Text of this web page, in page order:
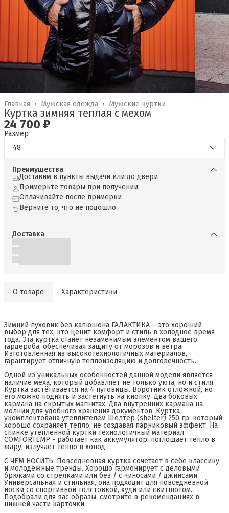
Мужские куртки
Мужская одежда ›
Главная ›
Куртка зимняя теплая с мехом
24 700 ₽
Размер
48
Преимущества
Доставим в пункты выдачи или до двери
Примерьте товары при получении
Оплачивайте после примерки
Верните то, что не подошло
Доставка
О товаре Характеристики
Зимний пуховик без капюшона ГАЛАКТИКА – это хороший
выбор для тех, кто ценит комфорт и стиль в холодное время
года. Эта куртка станет незаменимым элементом вашего
гардероба, обеспечивая защиту от морозов и ветра.
Изготовленная из высокотехнологичных материалов,
гарантирует отличную теплоизоляцию и долговечность.
Одной из уникальных особенностей данной модели является
наличие меха, который добавляет не только уюта, но и стиля.
Куртка застёгивается на 4 пуговицы. Воротник отложной, но
его можно поднять и застегнуть на кнопку. Два боковых
кармана на скрытых магнитах. Два внутренних кармана на
молнии для удобного хранения документов. Куртка
укомплектована утеплителем Шелтер (shelter) 250 гр, который
хорошо сохраняет тепло, не создавая парниковый эффект. На
спинке утепленной куртки технологичный материал
COMFORTEMP - работает как аккумулятор: поглощает тепло в
жару, излучает тепло в холод.
С ЧЕМ НОСИТЬ: Повседневная куртка сочетает в себе классику
и молодёжные тренды. Хорошо гармонирует с деловыми
брюками со стрелками или без / с чиносами / джинсами.
Универсальная и стильная, она подходит для повседневной
носки со спортивной толстовкой, худи или свитшотом.
Подобрали для вас образы, смотрите в рекомендациях в
нижней части карточки.